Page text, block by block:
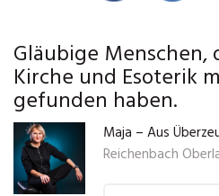
Gläubige Menschen,
Kirche und Esoterik
gefunden haben.
Maja – Aus
Reichenbach